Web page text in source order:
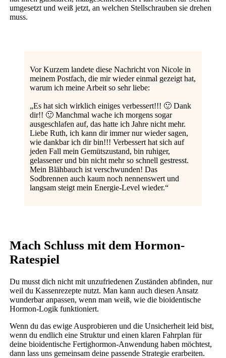
umgesetzt und weiß jetzt, an welchen Stellschrauben sie drehen
muss.
Vor Kurzem landete diese Nachricht von Nicole in
meinem Postfach, die mir wieder einmal gezeigt hat,
warum ich meine Arbeit so sehr liebe:
„Es hat sich wirklich einiges verbessert!!! 🙂 Dank
dir!! 🙂 Manchmal wache ich morgens sogar
ausgeschlafen auf, das hatte ich Jahre nicht mehr.
Liebe Ruth, ich kann dir immer nur wieder sagen,
wie dankbar ich dir bin!!! Verbessert hat sich auf
jeden Fall mein Gemütszustand, bin ruhiger,
gelassener und bin nicht mehr so schnell gestresst.
Mein Blähbauch ist verschwunden! Das
Sodbrennen auch kaum noch nennenswert und
langsam steigt mein Energie-Level wieder.“
Mach Schluss mit dem Hormon-
Ratespiel
Du musst dich nicht mit unzufriedenen Zuständen abfinden, nur
weil du Kassenrezepte nutzt. Man kann auch diesen Ansatz
wunderbar anpassen, wenn man weiß, wie die bioidentische
Hormon-Logik funktioniert.
Wenn du das ewige Ausprobieren und die Unsicherheit leid bist,
wenn du endlich eine Struktur und einen klaren Fahrplan für
deine bioidentische Fertighormon-Anwendung haben möchtest,
dann lass uns gemeinsam deine passende Strategie erarbeiten.